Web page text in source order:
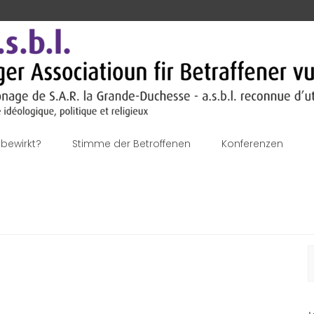
Stimme der Betroffenen Konferenzen